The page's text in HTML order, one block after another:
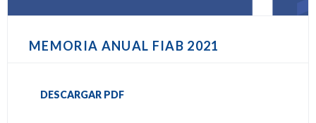
MEMORIA ANUAL FIAB 2021
DESCARGAR PDF